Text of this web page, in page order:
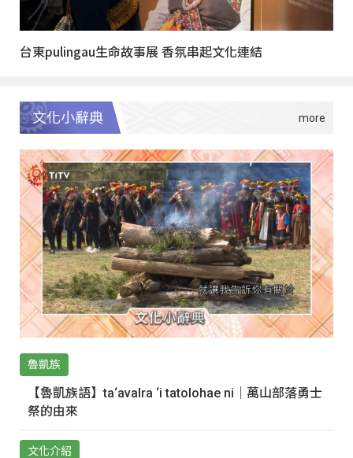
台東pulingau生命故事展 香氛串起文化連結
文化小辭典
魯凱族
【魯凱族語】ta‘avalra ‘i tatolohae ni｜萬山部落勇士
祭的由來
文化介紹